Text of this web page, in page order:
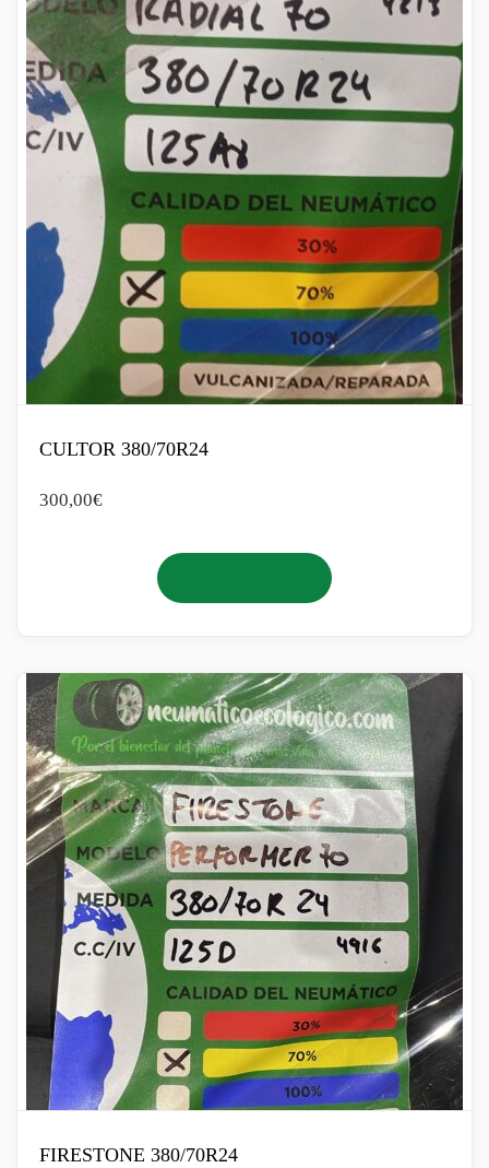
CULTOR 380/70R24
300,00€
FIRESTONE 380/70R24